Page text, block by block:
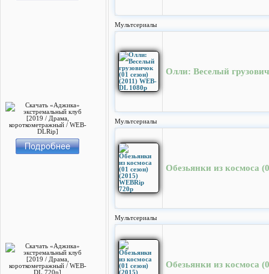
Мультсериалы
Олли: Веселый
Мультсериалы
Обезьянки из космоса
Мультсериалы
Обезьянки из космоса